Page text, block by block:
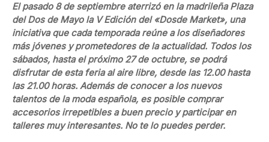
El pasado 8 de septiembre aterrizó en la madrileña Plaza
del Dos de Mayo la V Edición del «Dosde Market», una
iniciativa que cada temporada reúne a los diseñadores
más jóvenes y prometedores de la actualidad. Todos los
sábados, hasta el próximo 27 de octubre, se podrá
disfrutar de esta feria al aire libre, desde las 12.00 hasta
las 21.00 horas. Además de conocer a los nuevos
talentos de la moda española, es posible comprar
accesorios irrepetibles a buen precio y participar en
talleres muy interesantes. No te lo puedes perder.